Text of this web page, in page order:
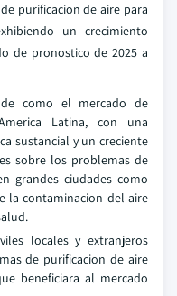
purificacion de aire para
un crecimiento
de pronostico de 2025 a
como el mercado de
Latina, con una
sustancial y un creciente
sobre los problemas de
grandes ciudades como
la contaminacion del aire
locales y extranjeros
de purificacion de aire
beneficiara al mercado